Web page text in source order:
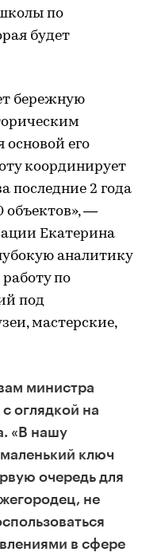
по
будет
бережную
основой его
координирует
последние 2 года
объектов», —
Екатерина
аналитику
по
под
мастерские,
министра
оглядкой на
«В нашу
ключ
очередь для
не
в сфере